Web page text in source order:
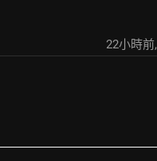
22小時前,